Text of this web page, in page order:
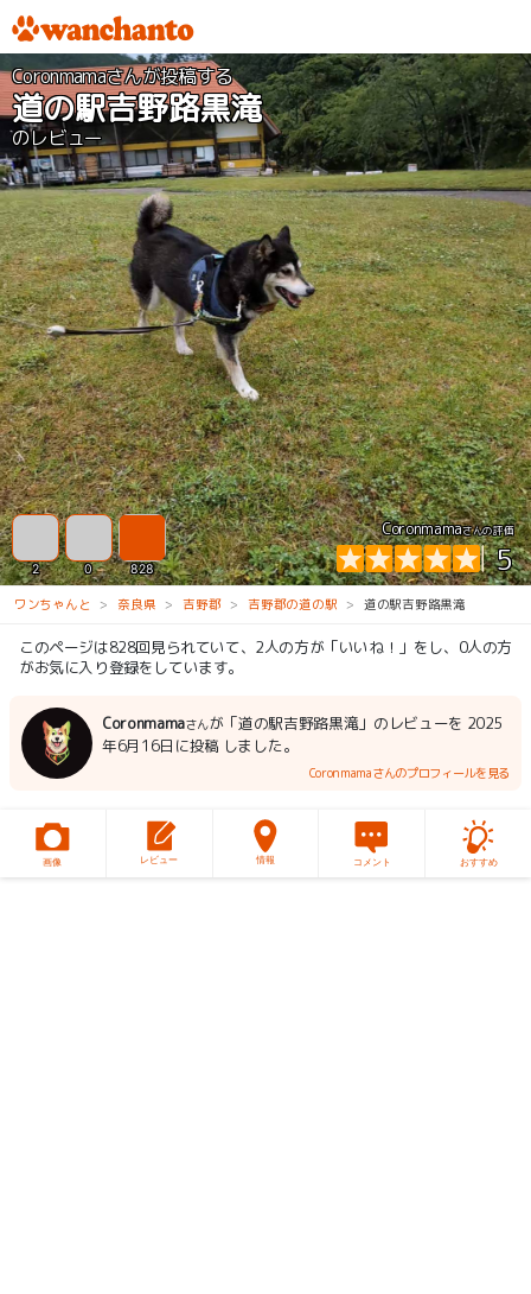
Coronmamaさんが投稿する
道の駅吉野路黒滝
のレビュー
Coronmamaさんの評価
5
2 0 828
ワンちゃんと 奈良県 吉野郡 吉野郡の道の駅 道の駅吉野路黒滝
このページは828回見られていて、2人の方が「いいね！」をし、0人の方
がお気に入り登録をしています。
Coronmamaさんが「道の駅吉野路黒滝」のレビューを 2025
年6月16日に投稿 しました。
Coronmamaさんのプロフィールを見る
画像 レビュー 情報 コメント おすすめ